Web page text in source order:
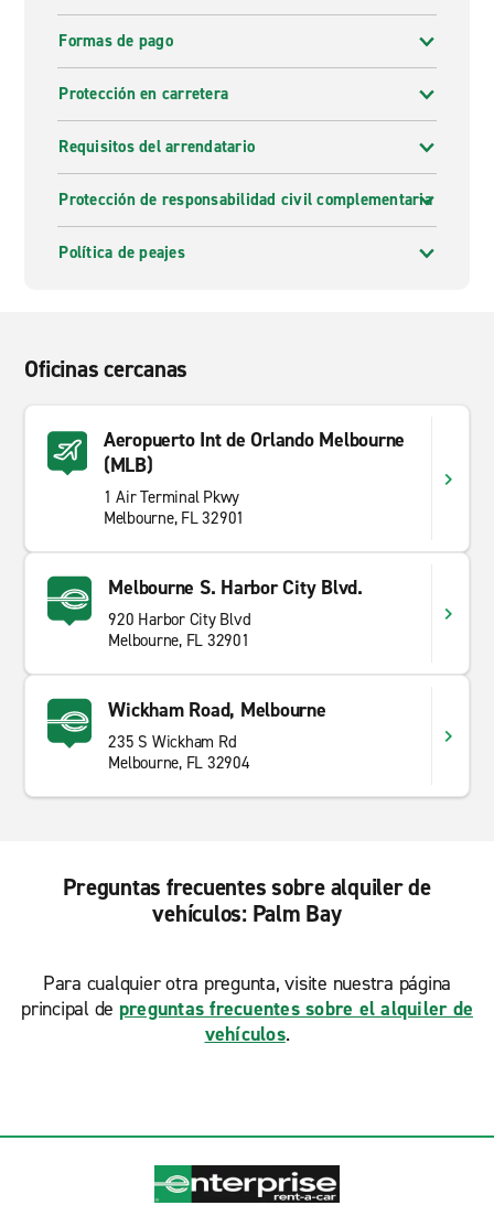
Formas de pago
Protección en carretera
Requisitos del arrendatario
Protección de responsabilidad civil complementaria
Política de peajes
Oficinas cercanas
Aeropuerto Int de Orlando Melbourne
(MLB)
1 Air Terminal Pkwy
Melbourne, FL 32901
Melbourne S. Harbor City Blvd.
920 Harbor City Blvd
Melbourne, FL 32901
Wickham Road, Melbourne
235 S Wickham Rd
Melbourne, FL 32904
Preguntas frecuentes sobre alquiler de
vehículos: Palm Bay
Para cualquier otra pregunta, visite nuestra página
principal de preguntas frecuentes sobre el alquiler de
vehículos.